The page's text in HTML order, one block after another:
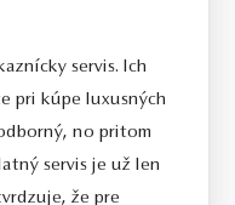
servis. Ich
pri kúpe luxusných
no pritom
servis je už len
že pre